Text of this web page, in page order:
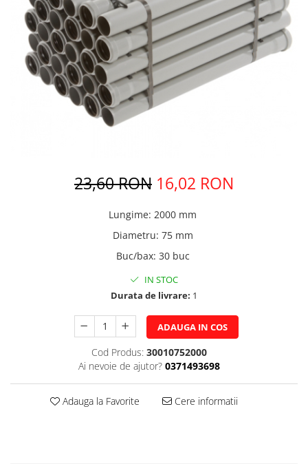
Pere dus
Cadite Dus
Capace WC
Raccorduri Flexibile
Rezervoare-Sifoane-Racorduri
Scurgere-Accesorii
23,60 RON 16,02 RON
Lungime: 2000 mm
Diametru: 75 mm
Buc/bax: 30 buc
IN STOC
Durata de livrare: 1
ADAUGA IN COS
Cod Produs: 30010752000
Ai nevoie de ajutor? 0371493698
Adauga la Favorite Cere informatii